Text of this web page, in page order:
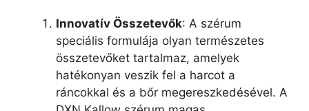
Innovatív Összetevők: A szérum
speciális formulája olyan természetes
összetevőket tartalmaz, amelyek
hatékonyan veszik fel a harcot a
ráncokkal és a bőr megereszkedésével. A